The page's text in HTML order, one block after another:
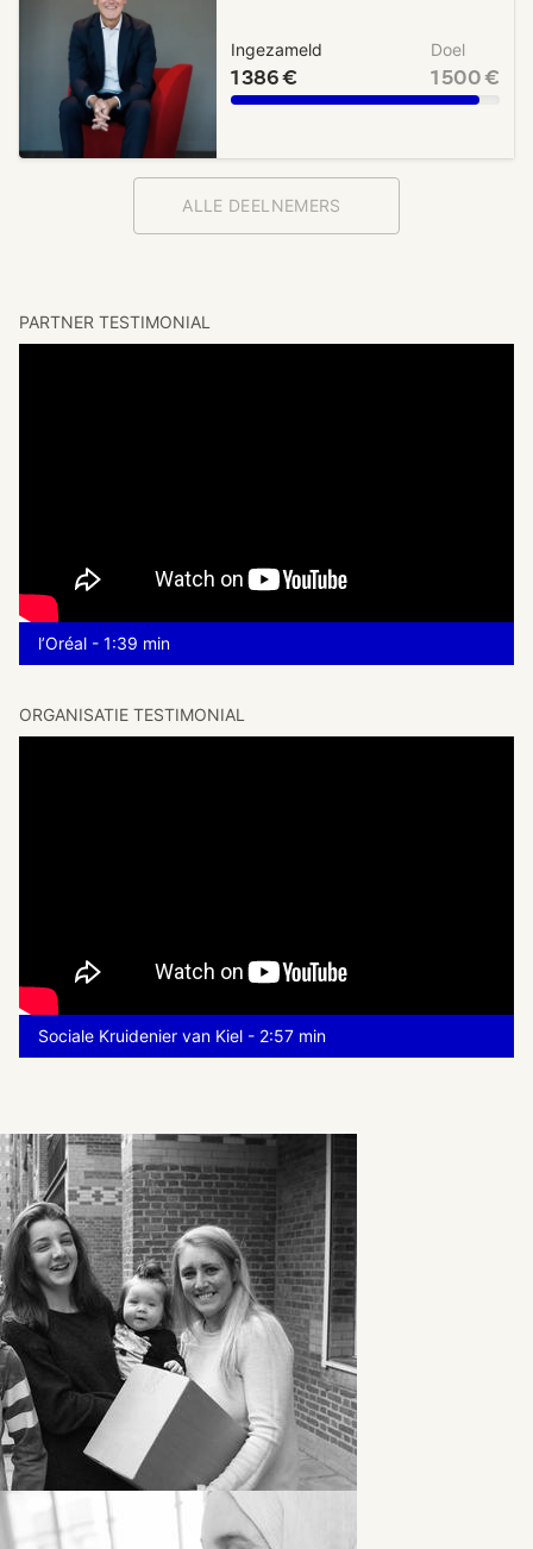
Ingezameld
1 386 €
Doel
1 500 €
ALLE DEELNEMERS
PARTNER TESTIMONIAL
l’Oréal - 1:39 min
ORGANISATIE TESTIMONIAL
Sociale Kruidenier van Kiel - 2:57 min